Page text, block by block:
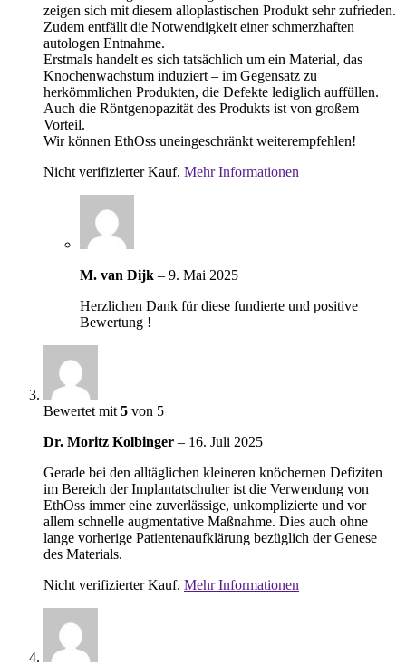
zeigen sich mit diesem alloplastischen Produkt sehr zufrieden.
Zudem entfällt die Notwendigkeit einer schmerzhaften
autologen Entnahme.
Erstmals handelt es sich tatsächlich um ein Material, das
Knochenwachstum induziert – im Gegensatz zu
herkömmlichen Produkten, die Defekte lediglich auffüllen.
Auch die Röntgenopazität des Produkts ist von großem
Vorteil.
Wir können EthOss uneingeschränkt weiterempfehlen!
Nicht verifizierter Kauf. Mehr Informationen
M. van Dijk – 9. Mai 2025
Herzlichen Dank für diese fundierte und positive
Bewertung !
Bewertet mit 5 von 5
Dr. Moritz Kolbinger – 16. Juli 2025
Gerade bei den alltäglichen kleineren knöchernen Defiziten
im Bereich der Implantatschulter ist die Verwendung von
EthOss immer eine zuverlässige, unkomplizierte und vor
allem schnelle augmentative Maßnahme. Dies auch ohne
lange vorherige Patientenaufklärung bezüglich der Genese
des Materials.
Nicht verifizierter Kauf. Mehr Informationen